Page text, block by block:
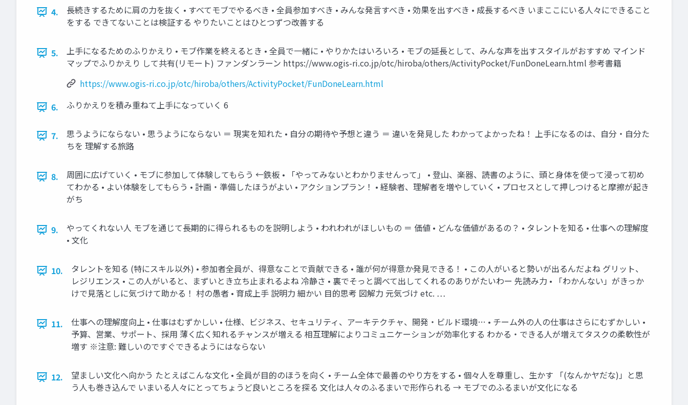
4.
長続きするために肩の力を抜く • すべてモブでやるべき • 全員参加すべき • みんな発言すべき • 効果を出すべき • 成長するべき いまここにいる人々にできること
をする できてないことは検証する やりたいことはひとつずつ改善する
5.
上手になるためのふりかえり • モブ作業を終えるとき • 全員で一緒に • やりかたはいろいろ • モブの延長として、みんな声を出すスタイルがおすすめ マインド
マップでふりかえり して共有(リモート) ファンダンラーン https://www.ogis-ri.co.jp/otc/hiroba/others/ActivityPocket/FunDoneLearn.html 参考書籍
https://www.ogis-ri.co.jp/otc/hiroba/others/ActivityPocket/FunDoneLearn.html
6.
ふりかえりを積み重ねて上手になっていく 6
7.
思うようにならない • 思うようにならない ＝ 現実を知れた • 自分の期待や予想と違う ＝ 違いを発見した わかってよかったね！ 上手になるのは、自分・自分た
ちを 理解する旅路
8.
周囲に広げていく • モブに参加して体験してもらう ←鉄板 • 「やってみないとわかりませんって」 • 登山、楽器、読書のように、頭と身体を使って浸って初め
てわかる • よい体験をしてもらう • 計画・準備したほうがよい • アクションプラン！ • 経験者、理解者を増やしていく • プロセスとして押しつけると摩擦が起き
がち
9.
やってくれない人 モブを通じて長期的に得られるものを説明しよう • われわれがほしいもの ＝ 価値 • どんな価値があるの？ • タレントを知る • 仕事への理解度
• 文化
10.
タレントを知る (特にスキル以外) • 参加者全員が、得意なことで貢献できる • 誰が何が得意か発見できる！ • この人がいると勢いが出るんだよね グリット、
レジリエンス • この人がいると、まずいとき立ち止まれるよね 冷静さ • 裏でそっと調べて出してくれるのありがたいわー 先読み力 • 「わかんない」がきっか
けで見落としに気づけて助かる！ 村の愚者 • 育成上手 説明力 細かい 目的思考 図解力 元気づけ etc. …
11.
仕事への理解度向上 • 仕事はむずかしい • 仕様、ビジネス、セキュリティ、アーキテクチャ、開発・ビルド環境… • チーム外の人の仕事はさらにむずかしい •
予算、営業、サポート、採用 薄く広く知れるチャンスが増える 相互理解によりコミュニケーションが効率化する わかる・できる人が増えてタスクの柔軟性が
増す ※注意: 難しいのですぐできるようにはならない
12.
望ましい文化へ向かう たとえばこんな文化 • 全員が目的のほうを向く • チーム全体で最善のやり方をする • 個々人を尊重し、生かす 「(なんかヤだな)」と思
う人も巻き込んで いまいる人々にとってちょうど良いところを探る 文化は人々のふるまいで形作られる → モブでのふるまいが文化になる